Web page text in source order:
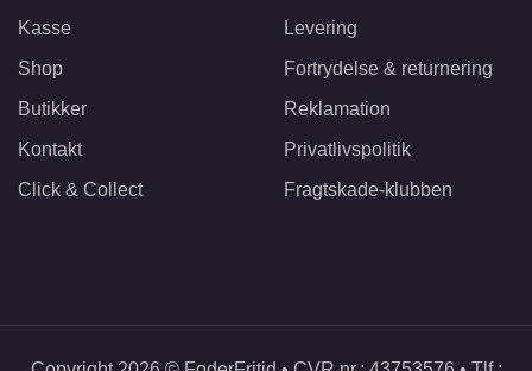
Kasse
Shop
Butikker
Kontakt
Click & Collect
Levering
Fortrydelse & returnering
Reklamation
Privatlivspolitik
Fragtskade-klubben